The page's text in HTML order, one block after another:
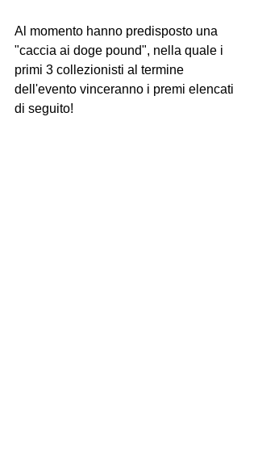
Al momento hanno predisposto una
"caccia ai doge pound", nella quale i
primi 3 collezionisti al termine
dell'evento vinceranno i premi elencati
di seguito!